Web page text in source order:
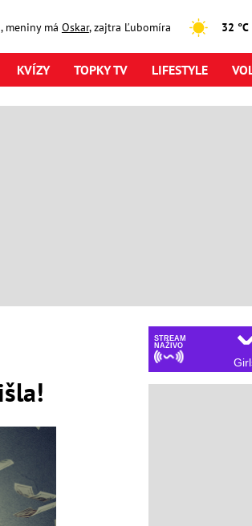
, meniny má Oskar, zajtra Ľubomíra 32 °C
KVÍZY TOPKY TV LIFESTYLE
STREAM
NAŽIVO